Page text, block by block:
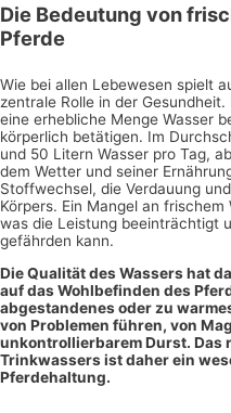
Die Bedeutung von
Pferde
Wie bei allen Lebewesen spielt
zentrale Rolle in der
eine erhebliche Menge Wasser
körperlich betätigen. Im
und 50 Litern Wasser pro Tag,
dem Wetter und seiner
Stoffwechsel, die Verdauung
Körpers. Ein Mangel an
was die Leistung beeinträchtigt
gefährden kann.
Die Qualität des Wassers hat
auf das Wohlbefinden des
abgestandenes oder zu
von Problemen führen, von
unkontrollierbarem Durst. Das
Trinkwassers ist daher ein
Pferdehaltung.